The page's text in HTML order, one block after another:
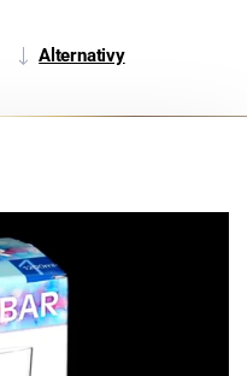
Alternativy